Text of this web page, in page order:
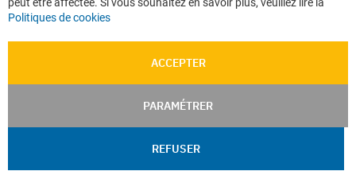
Plan du site
Politiques de cookies
ACCEPTER
PARAMÉTRER
REFUSER